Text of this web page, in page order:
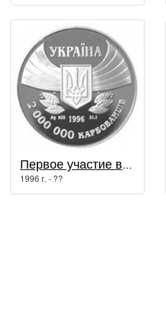
Первое участие в летних Олимпийских играх / Спорт
1996 г. - ??